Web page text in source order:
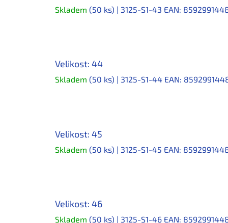
Skladem (50 ks) | 3125-S1-43 EAN:
Velikost: 44
Skladem (50 ks) | 3125-S1-44 EAN:
Velikost: 45
Skladem (50 ks) | 3125-S1-45 EAN:
Velikost: 46
Skladem (50 ks) | 3125-S1-46 EAN: